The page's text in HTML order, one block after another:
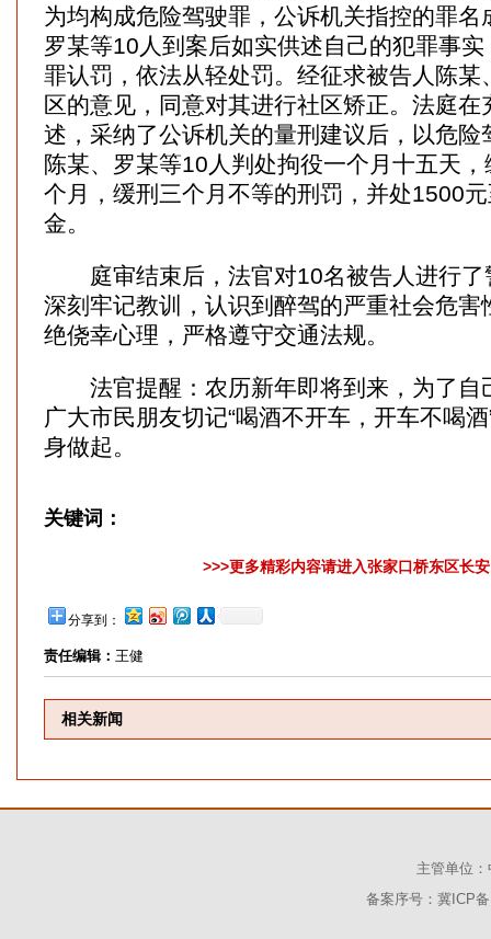
为均构成危险驾驶罪，公诉机关指控的罪名
罗某等10人到案后如实供述自己的犯罪事
罪认罚，依法从轻处罚。经征求被告人陈某
区的意见，同意对其进行社区矫正。法庭在
述，采纳了公诉机关的量刑建议后，以危险
陈某、罗某等10人判处拘役一个月十五天
个月，缓刑三个月不等的刑罚，并处1500
金。
庭审结束后，法官对10名被告人进行了
深刻牢记教训，认识到醉驾的严重社会危害
绝侥幸心理，严格遵守交通法规。
法官提醒：农历新年即将到来，为了自
广大市民朋友切记“喝酒不开车，开车不喝
身做起。
关键词：
>>>更多精彩内容请进入张家口桥东区长
分享到：
责任编辑： 王健
相关新闻
主管单位
备案序号：冀ICP